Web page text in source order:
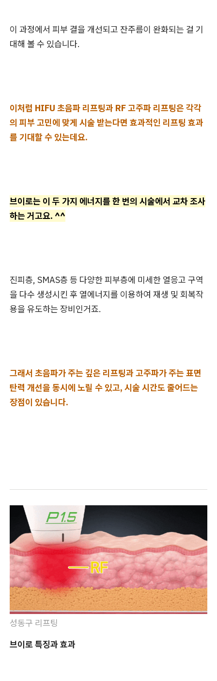
이 과정에서 피부 결을 개선되고 잔주름이 완화되는 걸 기
대해 볼 수 있습니다.
이처럼 HIFU 초음파 리프팅과 RF 고주파 리프팅은 각각
의 피부 고민에 맞게 시술 받는다면 효과적인 리프팅 효과
를 기대할 수 있는데요.
브이로는 이 두 가지 에너지를 한 번의 시술에서 교차 조사
하는 거고요. ^^
진피층, SMAS층 등 다양한 피부층에 미세한 열응고 구역
을 다수 생성시킨 후 열에너지를 이용하여 재생 및 회복작
용을 유도하는 장비인거죠.
그래서 초음파가 주는 깊은 리프팅과 고주파가 주는 표면
탄력 개선을 동시에 노릴 수 있고, 시술 시간도 줄어드는
장점이 있습니다.
성동구 리프팅
브이로 특징과 효과